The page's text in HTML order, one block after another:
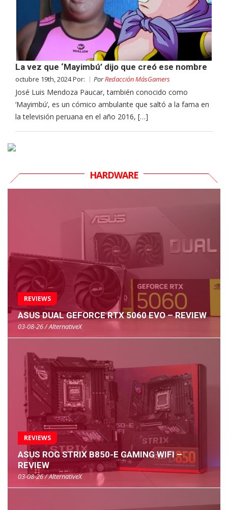
La vez que ‘Mayimbú’ dijo que creó ese nombre
octubre 19th, 2024 Por: PorRedacción MásGamers
José Luis Mendoza Paucar, también conocido como
‘Mayimbú‘, es un cómico ambulante que saltó a la fama en
la televisión peruana en el año 2016, […]
HARDWARE
REVIEWS
ASUS DUAL GEFORCE RTX 5060 EVO – REVIEW
03-08-26 / AlternativeX
REVIEWS
ASUS ROG STRIX B850-E GAMING WIFI –
REVIEW
03-08-26 / AlternativeX